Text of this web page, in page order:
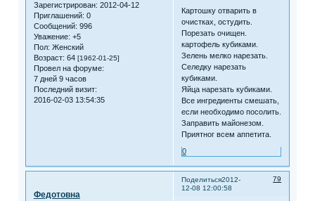
Зарегистрирован: 2012-04-12
Приглашений: 0
Сообщений: 996
Уважение: +5
Пол: Женский
Возраст: 64 [1962-01-25]
Провел на форуме:
7 дней 9 часов
Последний визит:
2016-02-03 13:54:35
Картошку отварить в
очистках, остудить.
Порезать очищен.
картофель кубиками.
Зелень мелко нарезать.
Селедку нарезать
кубиками.
Яйца нарезать кубиками.
Все ингредиенты смешать,
если необходимо посолить.
Заправить майонезом.
Приятног всем аппетита.
0
Поделиться 79
2012-
12-08 12:00:58
Федотовна